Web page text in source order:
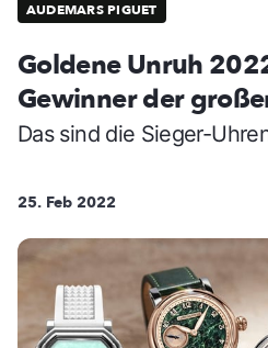
AUDEMARS PIGUET
Goldene Unruh
Gewinner der
Das sind die Sieger-
25. Feb 2022